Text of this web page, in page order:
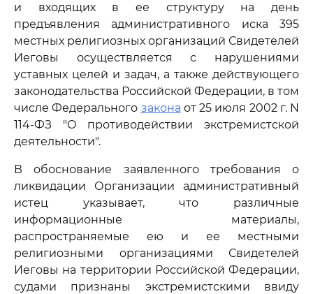
и входящих в ее структуру на день
предъявления административного иска 395
местных религиозных организаций Свидетелей
Иеговы осуществляется с нарушениями
уставных целей и задач, а также действующего
законодательства Российской Федерации, в том
числе Федерального закона от 25 июля 2002 г. N
114-ФЗ "О противодействии экстремистской
деятельности".
В обоснование заявленного требования о
ликвидации Организации административный
истец указывает, что различные
информационные материалы,
распространяемые ею и ее местными
религиозными организациями Свидетелей
Иеговы на территории Российской Федерации,
судами признаны экстремистскими ввиду